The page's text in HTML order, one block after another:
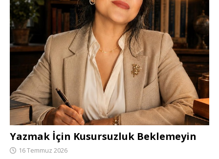
Yazmak İçin Kusursuzluk Beklemeyin
16 Temmuz 2026